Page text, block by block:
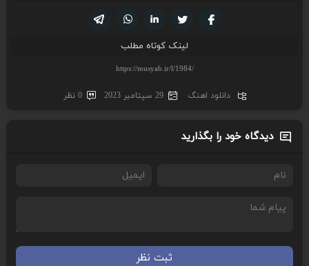
لینکدین تویتر
فیسوک
لینک کوتاه مطلب
دانلود اهنگ 29 سپتامبر 2023 0 نظر
دیدگاه خود را بگذارید
ثبت نظر